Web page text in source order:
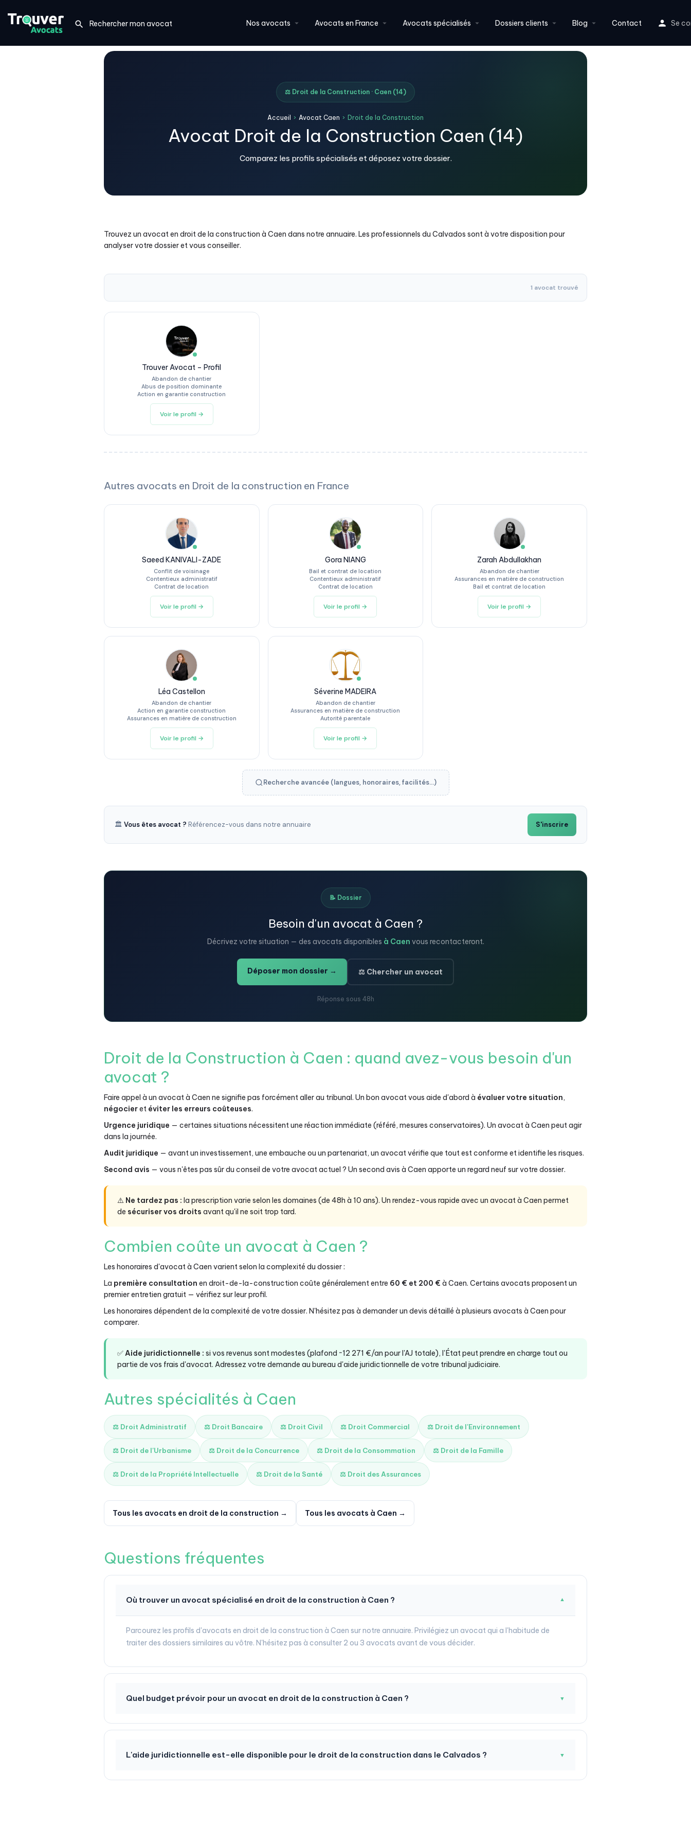
Nos avocats Avocats en France Avocats spécialisés Dossiers clients Blog Contact Se
⚖️ Droit de la Construction · Caen (14)
Accueil › Avocat Caen › Droit de la Construction
Avocat Droit de la Construction Caen (14)
Comparez les profils spécialisés et déposez votre dossier.
Trouvez un avocat en droit de la construction à Caen dans notre annuaire. Les professionnels du Calvados sont à votre disposition pour
analyser votre dossier et vous conseiller.
1 avocat trouvé
Trouver Avocat – Profil
Abandon de chantier
Abus de position dominante
Action en garantie construction
Voir le profil →
Autres avocats en Droit de la construction en France
Saeed KANIVALI-ZADE
Conflit de voisinage
Contentieux administratif
Contrat de location
Voir le profil →
Gora NIANG
Bail et contrat de location
Contentieux administratif
Contrat de location
Voir le profil →
Zarah Abdullakhan
Abandon de chantier
Assurances en matière de construction
Bail et contrat de location
Voir le profil →
Léa Castellon
Abandon de chantier
Action en garantie construction
Assurances en matière de construction
Voir le profil →
Séverine MADEIRA
Abandon de chantier
Assurances en matière de construction
Autorité parentale
Voir le profil →
Recherche avancée (langues, honoraires, facilités...)
🏛️ Vous êtes avocat ? Référencez-vous dans notre annuaire S'inscrire
📝 Dossier
Besoin d'un avocat à Caen ?
Décrivez votre situation — des avocats disponibles à Caen vous recontacteront.
Déposer mon dossier → ⚖️ Chercher un avocat
Réponse sous 48h
Droit de la Construction à Caen : quand avez-vous besoin d'un
avocat ?
Faire appel à un avocat à Caen ne signifie pas forcément aller au tribunal. Un bon avocat vous aide d'abord à évaluer votre situation,
négocieret éviter les erreurs coûteuses.
Urgence juridique — certaines situations nécessitent une réaction immédiate (référé, mesures conservatoires). Un avocat à Caen peut agir
dans la journée.
Audit juridique — avant un investissement, une embauche ou un partenariat, un avocat vérifie que tout est conforme et identifie les risques.
Second avis — vous n'êtes pas sûr du conseil de votre avocat actuel ? Un second avis à Caen apporte un regard neuf sur votre dossier.
⚠️ Ne tardez pas : la prescription varie selon les domaines (de 48h à 10 ans). Un rendez-vous rapide avec un avocat à Caen permet
de sécuriser vos droits avant qu'il ne soit trop tard.
Combien coûte un avocat à Caen ?
Les honoraires d'avocat à Caen varient selon la complexité du dossier :
La première consultation en droit-de-la-construction coûte généralement entre 60 € et 200 € à Caen. Certains avocats proposent un
premier entretien gratuit — vérifiez sur leur profil.
Les honoraires dépendent de la complexité de votre dossier. N'hésitez pas à demander un devis détaillé à plusieurs avocats à Caen pour
comparer.
✅Aide juridictionnelle : si vos revenus sont modestes (plafond ~12 271 €/an pour l'AJ totale), l'État peut prendre en charge tout ou
partie de vos frais d'avocat. Adressez votre demande au bureau d'aide juridictionnelle de votre tribunal judiciaire.
Autres spécialités à Caen
⚖️ Droit Administratif ⚖️ Droit Bancaire ⚖️ Droit Civil ⚖️ Droit Commercial ⚖️ Droit de l'Environnement
⚖️ Droit de l'Urbanisme ⚖️ Droit de la Concurrence ⚖️ Droit de la Consommation ⚖️ Droit de la Famille
⚖️ Droit de la Propriété Intellectuelle ⚖️ Droit de la Santé ⚖️ Droit des Assurances
Tous les avocats en droit de la construction → Tous les avocats à Caen →
Questions fréquentes
Où trouver un avocat spécialisé en droit de la construction à Caen ? ▼
Parcourez les profils d'avocats en droit de la construction à Caen sur notre annuaire. Privilégiez un avocat qui a l'habitude de
traiter des dossiers similaires au vôtre. N'hésitez pas à consulter 2 ou 3 avocats avant de vous décider.
Quel budget prévoir pour un avocat en droit de la construction à Caen ? ▼
L'aide juridictionnelle est-elle disponible pour le droit de la construction dans le Calvados ? ▼